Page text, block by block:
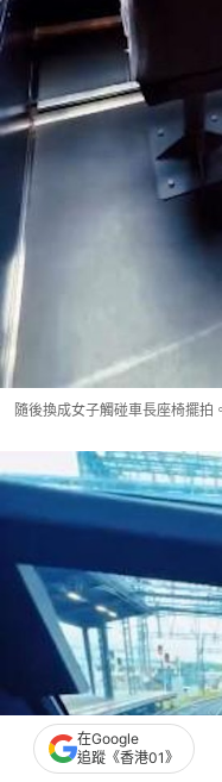
隨後換成女子觸碰車長座椅擺拍
在Google
追蹤《香港01》